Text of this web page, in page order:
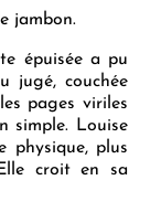
jambon.
épuisée a pu
jugé, couchée
pages viriles
simple. Louise
physique, plus
croit en sa